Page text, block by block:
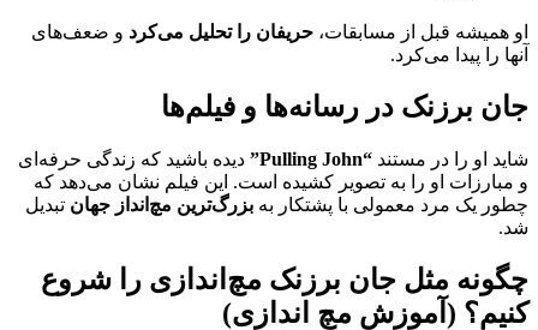
او همیشه قبل از مسابقات، حریفان را تحلیل می‌کرد و ضعف‌های
آنها را پیدا می‌کرد.
جان برزنک در رسانه‌ها و فیلم‌ها
شاید او را در مستند “Pulling John”
دیده باشید که زندگی حرفه‌ای
و مبارزات او را به تصویر کشیده است. این فیلم نشان می‌دهد که
چطور یک مرد معمولی با پشتکار به بزرگ‌ترین مچ‌انداز جهان تبدیل
شد.
چگونه مثل جان برزنک مچ‌اندازی را شروع
کنیم؟ (آموزش مچ اندازی)